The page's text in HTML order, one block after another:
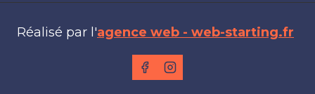
Réalisé par l'agence web - web-starting.fr